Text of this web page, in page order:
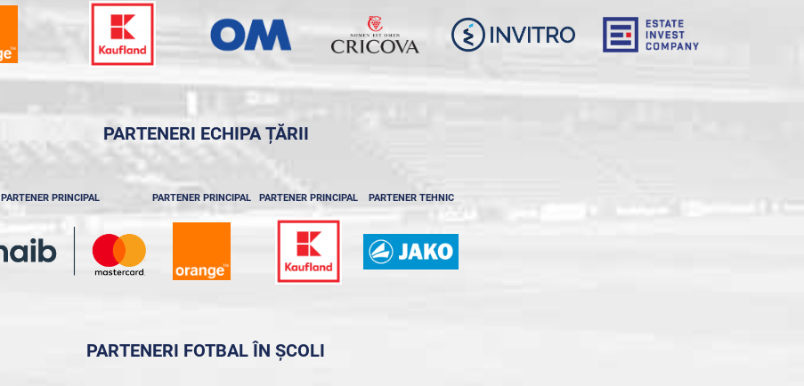
PARTENERI ECHIPA ȚĂRII
PARTENER PRINCIPAL PARTENER PRINCIPAL PARTENER PRINCIPAL PARTENER TEHNIC
PARTENERI FOTBAL ÎN ȘCOLI